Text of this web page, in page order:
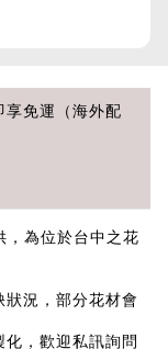
免運（海外配
為位於台中之花
況，部分花材會
，歡迎私訊詢問